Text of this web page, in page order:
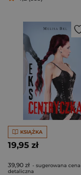
KSIĄŻKA
19,95 zł
39,90 zł - sugerowana cena
detaliczna